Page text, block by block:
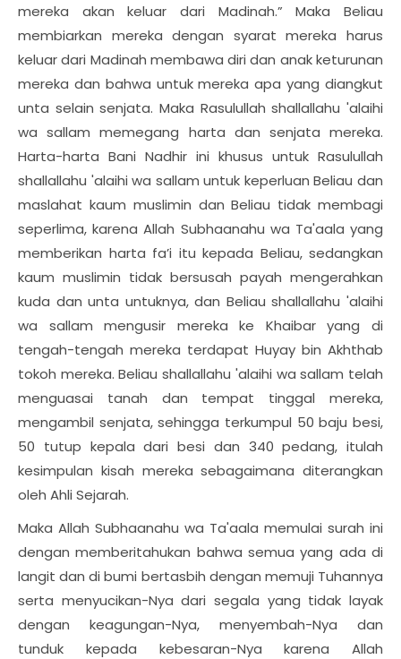
mereka akan keluar dari Madinah.” Maka Beliau
membiarkan mereka dengan syarat mereka harus
keluar dari Madinah membawa diri dan anak keturunan
mereka dan bahwa untuk mereka apa yang diangkut
unta selain senjata. Maka Rasulullah shallallahu 'alaihi
wa sallam memegang harta dan senjata mereka.
Harta-harta Bani Nadhir ini khusus untuk Rasulullah
shallallahu 'alaihi wa sallam untuk keperluan Beliau dan
maslahat kaum muslimin dan Beliau tidak membagi
seperlima, karena Allah Subhaanahu wa Ta'aala yang
memberikan harta fa’i itu kepada Beliau, sedangkan
kaum muslimin tidak bersusah payah mengerahkan
kuda dan unta untuknya, dan Beliau shallallahu 'alaihi
wa sallam mengusir mereka ke Khaibar yang di
tengah-tengah mereka terdapat Huyay bin Akhthab
tokoh mereka. Beliau shallallahu 'alaihi wa sallam telah
menguasai tanah dan tempat tinggal mereka,
mengambil senjata, sehingga terkumpul 50 baju besi,
50 tutup kepala dari besi dan 340 pedang, itulah
kesimpulan kisah mereka sebagaimana diterangkan
oleh Ahli Sejarah.
Maka Allah Subhaanahu wa Ta'aala memulai surah ini
dengan memberitahukan bahwa semua yang ada di
langit dan di bumi bertasbih dengan memuji Tuhannya
serta menyucikan-Nya dari segala yang tidak layak
dengan keagungan-Nya, menyembah-Nya dan
tunduk kepada kebesaran-Nya karena Allah